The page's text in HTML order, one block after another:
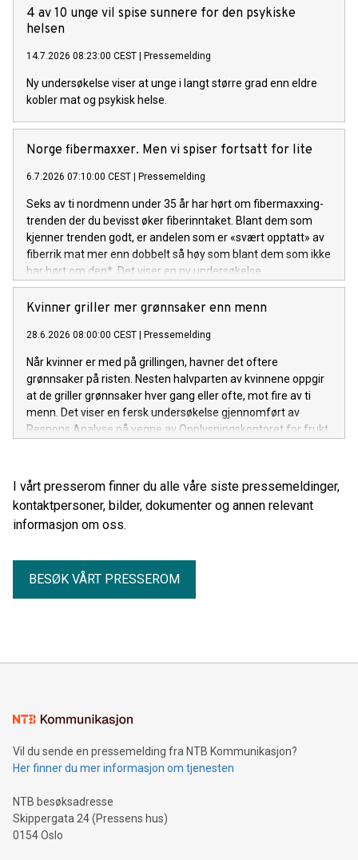
4 av 10 unge vil spise sunnere for den psykiske
helsen
14.7.2026 08:23:00 CEST Pressemelding
Ny undersøkelse viser at unge i langt større grad enn eldre
kobler mat og psykisk helse.
Norge fibermaxxer. Men vi spiser fortsatt for lite
6.7.2026 07:10:00 CEST Pressemelding
Seks av ti nordmenn under 35 år har hørt om fibermaxxing-
trenden der du bevisst øker fiberinntaket. Blant dem som
kjenner trenden godt, er andelen som er «svært opptatt» av
fiberrik mat mer enn dobbelt så høy som blant dem som ikke
har hørt om den*. Det viser en ny undersøkelse.
Kvinner griller mer grønnsaker enn menn
28.6.2026 08:00:00 CEST Pressemelding
Når kvinner er med på grillingen, havner det oftere
grønnsaker på risten. Nesten halvparten av kvinnene oppgir
at de griller grønnsaker hver gang eller ofte, mot fire av ti
menn. Det viser en fersk undersøkelse gjennomført av
Respons Analyse på vegne av Opplysningskontoret for frukt
I vårt presserom finner du alle våre siste pressemeldinger,
kontaktpersoner, bilder, dokumenter og annen relevant
informasjon om oss.
BESØK VÅRT PRESSEROM
Vil du sende en pressemelding fra NTB Kommunikasjon?
Her finner du mer informasjon om tjenesten
NTB besøksadresse
Skippergata 24 (Pressens hus)
0154 Oslo